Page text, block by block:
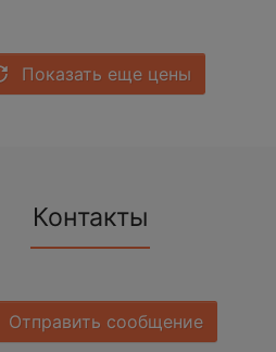
Показать еще цены
Контакты
Отправить сообщение